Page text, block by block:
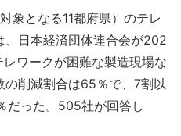
象となる11都府県）のテレ
、日本経済団体連合会が202
ワークが困難な製造現場な
の削減割合は65％で、7割以
だった。505社が回答し